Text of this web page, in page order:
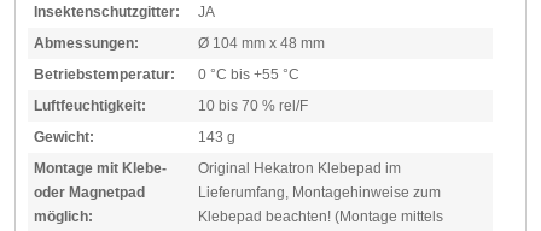
Insektenschutzgitter:
JA
Abmessungen:
Ø 104 mm x 48 mm
Betriebstemperatur:
0 °C bis +55 °C
Luftfeuchtigkeit:
10 bis 70 % rel/F
Gewicht:
143 g
Montage mit Klebe-
oder Magnetpad
möglich:
Original Hekatron Klebepad im
Lieferumfang, Montagehinweise zum
Klebepad beachten! (Montage mittels